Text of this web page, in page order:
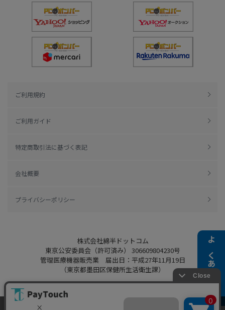
よくある質問
ご利用規約
ご利用ガイド
特定商取引法に基づく表記
会社概要
プライバシーポリシー
株式会社綿半ドットコム
東京公安委員会（許可済み） 306609804230号
管理医療機器販売業 届出日：平成27年11月19日
（東京都墨田区保健所生活衛生課）